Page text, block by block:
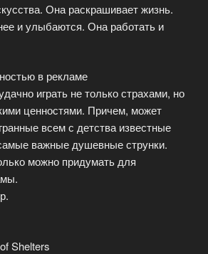
Она раскрашивает жизнь.
и улыбаются. Она работать и
в рекламе
играть не только страхами, но
ценностями. Причем, может
всем с детства известные
важные душевные струнки.
можно придумать для
Shelters